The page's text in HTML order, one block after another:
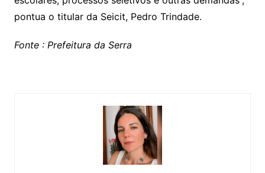
pontua o titular da Seicit, Pedro Trindade.
Fonte : Prefeitura da Serra